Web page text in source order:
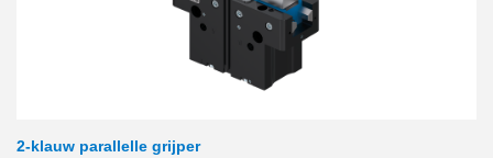
2-klauw parallelle grijper